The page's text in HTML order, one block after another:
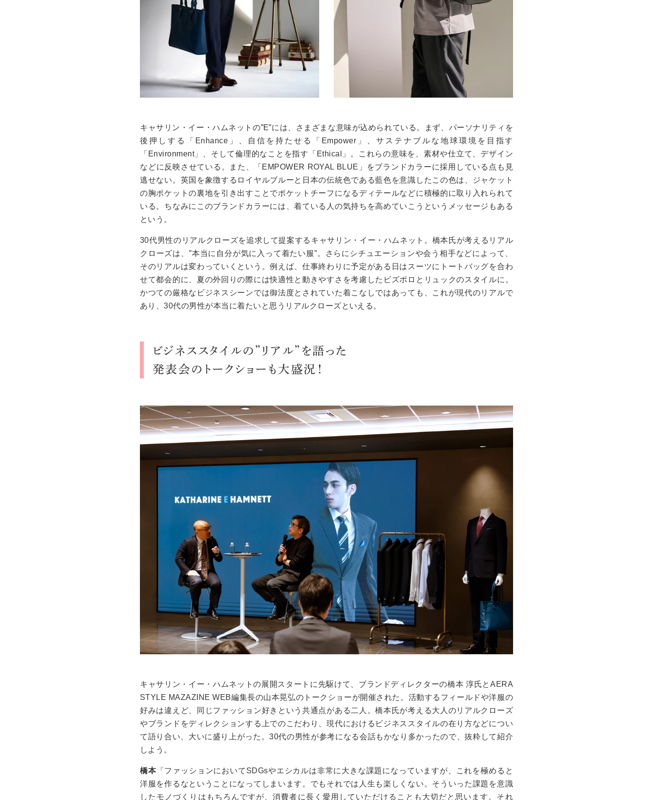
キャサリン・イー・ハムネットの”E”には、さまざまな意味が込められている。まず、パーソナリティを
後押しする「
Enhance 」、自信を持たせる「 Empower 」、サステナブルな地球環境を目指す
「 Environment」、そして倫理的なことを指す「 Ethical
」。これらの意味を、素材や仕立て、デザイン
などに反映させている。また、「 EMPOWER ROYAL BLUE 」をブランドカラーに採用している点も見
逃せない。英国を象徴するロイヤルブルーと日本の伝統色である藍色を意識したこの色は、ジャケット
の胸ポケットの裏地を引き出すことでポケットチーフになるディテールなどに積極的に取り入れられて
いる。ちなみにこのブランドカラーには、着ている人の気持ちを高めていこうというメッセージもある
という。
30代男性のリアルクローズを追求して提案するキャサリン・イー・ハムネット。橋本氏が考えるリアル
クローズは、 ”本当に自分が気に入って着たい服”。さらにシチュエーションや会う相手などによって、
そのリアルは変わっていくという。例えば、仕事終わりに予定がある日はスーツにトートバッグを合わ
せて都会的に、夏の外回りの際には快適性と動きやすさを考慮したビズポロとリュックのスタイルに。
かつての厳格なビジネスシーンでは御法度とされていた着こなしではあっても、これが現代のリアルで
あり、30代の男性が本当に着たいと思うリアルクローズといえる。
ビジネススタイルの”リアル”を語った
発表会のトークショーも大盛況！
キャサリン・イー・ハムネットの展開スタートに先駆けて、ブランドディレクターの橋本 淳氏とAERA
STYLE MAZAZINE WEB編集長の山本晃弘のトークショーが開催された。活動するフィールドや洋服の
好みは違えど、同じファッション好きという共通点がある二人。橋本氏が考える大人のリアルクローズ
やブランドをディレクションする上でのこだわり、現代におけるビジネススタイルの在り方などについ
て語り合い、大いに盛り上がった。30代の男性が参考になる会話もかなり多かったので、抜粋して紹介
しよう。
橋本「ファッションにおいて SDGsやエシカルは非常に大きな課題になっていますが、これを極めると
洋服を作るなということになってしまいます。でもそれでは人生も楽しくない。そういった課題を意識
したモノづくりはもちろんですが、消費者に長く愛用していただけることも大切だと思います。それ